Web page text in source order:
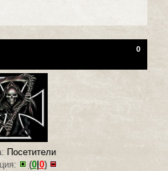
0
: Посетители
(0| 0)